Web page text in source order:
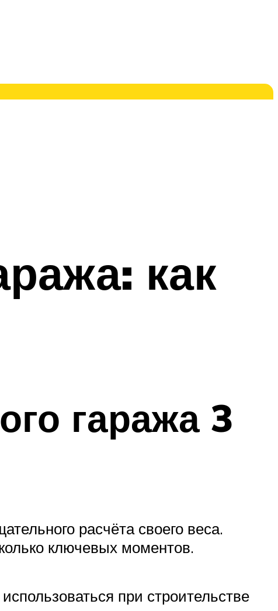
как
гаража 3
расчёта своего веса.
ключевых моментов.
при строительстве